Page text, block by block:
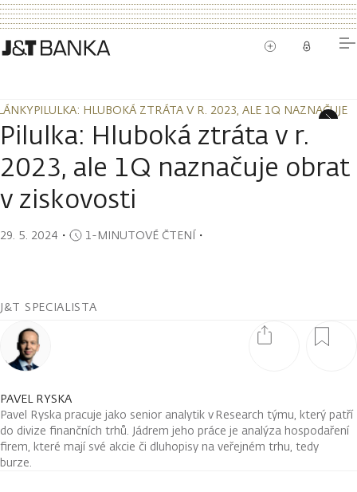
PILULKA: HLUBOKÁ ZTRÁTA V R. 2023, ALE 1Q NAZNAČUJE
PILULKA: HLUBOKÁ ZTRÁTA V R. 2023, ALE 1Q NAZNAČUJE
Pilulka: Hluboká ztráta v r.
2023, ale 1Q naznačuje obrat
v ziskovosti
29. 5. 2024 ・ 1-MINUTOVÉ ČTENÍ・
J&T SPECIALISTA
PAVEL RYSKA
Pavel Ryska pracuje jako senior analytik v Research týmu, který patří
do divize finančních trhů. Jádrem jeho práce je analýza hospodaření
firem, které mají své akcie či dluhopisy na veřejném trhu, tedy
burze.